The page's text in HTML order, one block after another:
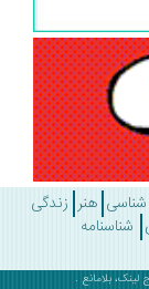
هنر زندگی
.